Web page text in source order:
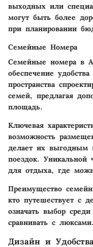
выходных или
могут быть более
при планировании
Семейные Номера
Семейные номера в
обеспечение
пространства
семей, предлагая
площадь.
Ключевая
возможность
делает их выгодным
поездок. Уникальной
для отдыха, где
Преимущество
кто путешествует с
означать выбор
сравнивать с люксами.
Дизайн и Удобства